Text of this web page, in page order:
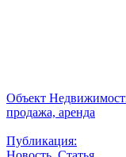
Объект
продажа, аренда
Публикация: